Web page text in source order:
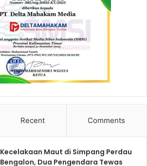
Recent Comments
Kecelakaan Maut di Simpang Perdau
Bengalon, Dua Pengendara Tewas